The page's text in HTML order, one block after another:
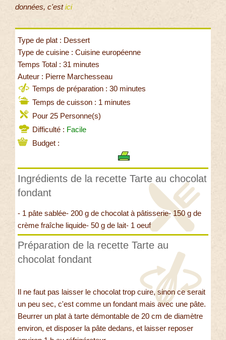
données, c'estici
Type de plat : Dessert
Type de cuisine : Cuisine européenne
Temps Total : 31 minutes
Auteur : Pierre Marchesseau
Temps de préparation : 30 minutes
Temps de cuisson : 1 minutes
Pour 25 Personne(s)
Difficulté : Facile
Budget :
Ingrédients de la recette Tarte au chocolat
fondant
- 1 pâte sablée- 200 g de chocolat à pâtisserie- 150 g de
crème fraîche liquide- 50 g de lait- 1 oeuf
Préparation de la recette Tarte au
chocolat fondant
Il ne faut pas laisser le chocolat trop cuire, sinon ce serait
un peu sec, c'est comme un fondant mais avec une pâte.
Beurrer un plat à tarte démontable de 20 cm de diamètre
environ, et disposer la pâte dedans, et laisser reposer